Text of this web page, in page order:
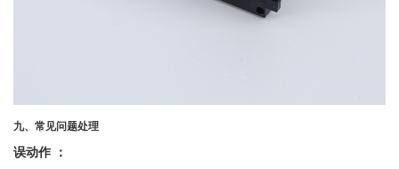
九、常见问题处理
误动作
：